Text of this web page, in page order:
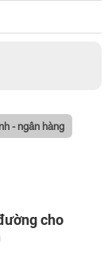
- ngân hàng
cho